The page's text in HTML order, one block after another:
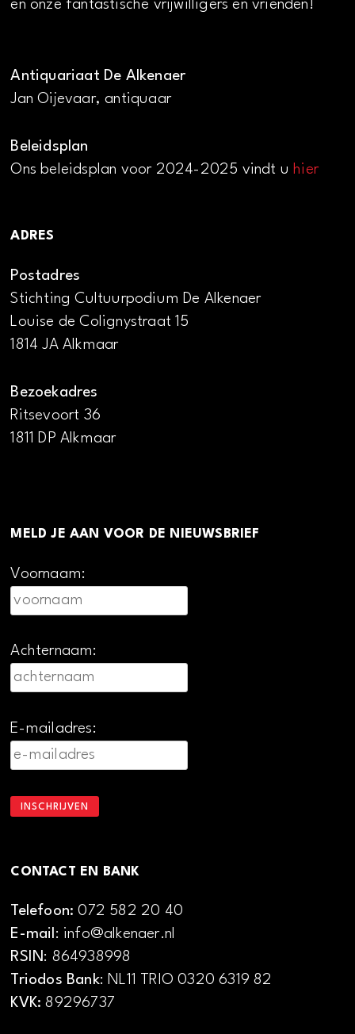
en onze fantastische vrijwilligers en vrienden!
Antiquariaat De Alkenaer
Jan Oijevaar, antiquaar
Beleidsplan
Ons beleidsplan voor 2024-2025 vindt uhier
ADRES
Postadres
Stichting Cultuurpodium De Alkenaer
Louise de Colignystraat 15
1814 JA Alkmaar
Bezoekadres
Ritsevoort 36
1811 DP Alkmaar
MELD JE AAN VOOR DE NIEUWSBRIEF
Voornaam:
Achternaam:
E-mailadres:
CONTACT EN BANK
Telefoon:072 582 20 40
E-mail: info@alkenaer.nl
RSIN: 864938998
Triodos Bank: NL11 TRIO 0320 6319 82
KVK: 89296737